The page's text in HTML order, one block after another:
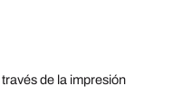
de la impresión